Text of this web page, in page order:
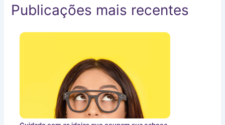
Publicações mais recentes